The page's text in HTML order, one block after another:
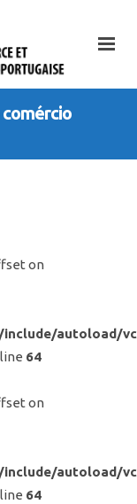
on
include/autoload/
64
on
include/autoload/
64